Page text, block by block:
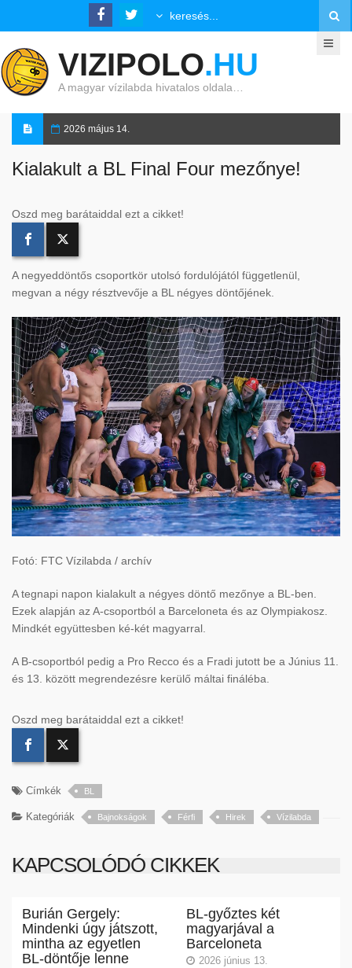
VIZIPOLO.HU
A magyar vízilabda hivatalos oldala…
2026 május 14.
Kialakult a BL Final Four mezőnye!
Oszd meg barátaiddal ezt a cikket!
A negyeddöntős csoportkör utolsó fordulójától függetlenül,
megvan a négy résztvevője a BL négyes döntőjének.
Fotó: FTC Vízilabda / archív
A tegnapi napon kialakult a négyes döntő mezőnye a BL-ben.
Ezek alapján az A-csoportból a Barceloneta és az Olympiakosz.
Mindkét együttesben ké-két magyarral.
A B-csoportból pedig a Pro Recco és a Fradi jutott be a Június 11.
és 13. között megrendezésre kerülő máltai fináléba.
Oszd meg barátaiddal ezt a cikket!
Címkék BL
Kategóriák Bajnokságok Férfi Hirek Vízilabda
KAPCSOLÓDÓ CIKKEK
Burián Gergely:
Mindenki úgy játszott,
mintha az egyetlen
BL-döntője lenne
BL-győztes két
magyarjával a
Barceloneta
2026 június 13.